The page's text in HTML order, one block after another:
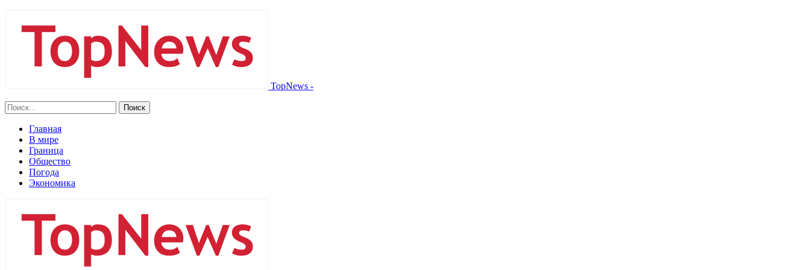
TopNews -
Главная
В мире
Граница
Общество
Погода
Экономика